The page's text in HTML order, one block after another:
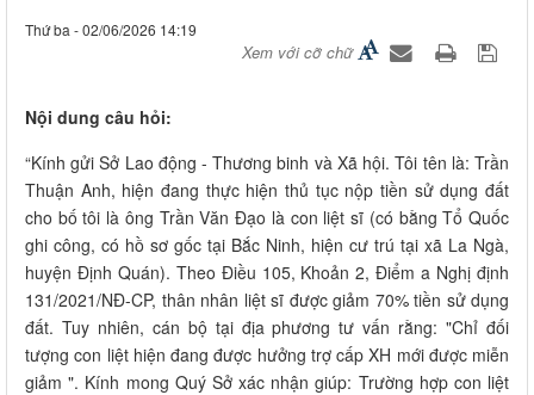
Thứ ba - 02/06/2026 14:19
Xem với cỡ chữ
Nội dung câu hỏi:
“Kính gửi Sở Lao động - Thương binh và Xã hội. Tôi tên là: Trần
Thuận Anh, hiện đang thực hiện thủ tục nộp tiền sử dụng đất
cho bố tôi là ông Trần Văn Đạo là con liệt sĩ (có bằng Tổ Quốc
ghi công, có hồ sơ gốc tại Bắc Ninh, hiện cư trú tại xã La Ngà,
huyện Định Quán). Theo Điều 105, Khoản 2, Điểm a Nghị định
131/2021/NĐ-CP, thân nhân liệt sĩ được giảm 70% tiền sử dụng
đất. Tuy nhiên, cán bộ tại địa phương tư vấn rằng: "Chỉ đối
tượng con liệt hiện đang được hưởng trợ cấp XH mới được miễn
giảm ". Kính mong Quý Sở xác nhận giúp: Trường hợp con liệt